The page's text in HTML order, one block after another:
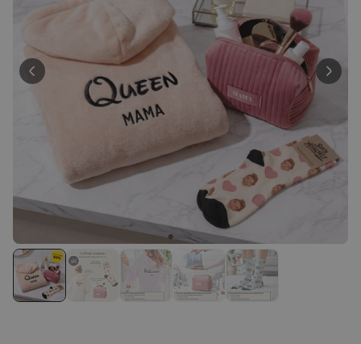
Personnalisable
Poster photo personnalisé
avec texte
plus de 400
exemplaires
vendus
29,99 €
Personnalisable
Chaussettes personnalisées
avec votre animal de
compagnie
plus de
14.000
exemplaires
vendus
19,99 €
Personnalisable
Tablier de cuisine
personnalisé Édition limitée
29,99 €